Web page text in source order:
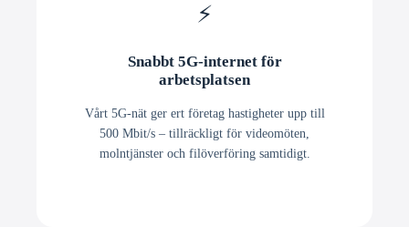
⚡
Snabbt 5G-internet för
arbetsplatsen
Vårt 5G-nät ger ert företag hastigheter upp till
500 Mbit/s – tillräckligt för videomöten,
molntjänster och filöverföring samtidigt.